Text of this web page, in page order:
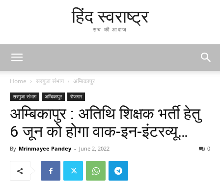
हिंद स्वराष्ट्र
सच की आवाज
Home सरगुजा संभाग अम्बिकापुर
सरगुजा संभाग अम्बिकापुर रोजगार
अम्बिकापुर : अतिथि शिक्षक भर्ती हेतु
6 जून को होगा वाक-इन-इंटरव्यू…
By Mrinmayee Pandey - June 2, 2022 0